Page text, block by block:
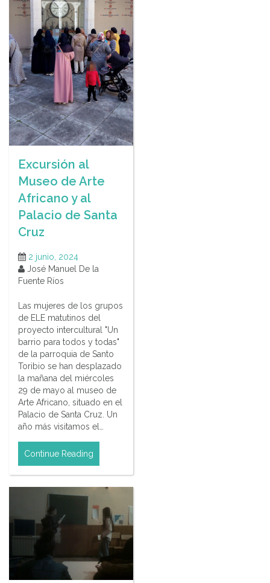
Excursión al
Museo de Arte
Africano y al
Palacio de Santa
Cruz
2 junio, 2024
José Manuel De la
Fuente Ríos
Las mujeres de los grupos
de ELE matutinos del
proyecto intercultural "Un
barrio para todos y todas"
de la parroquia de Santo
Toribio se han desplazado
la mañana del miércoles
29 de mayo al museo de
Arte Africano, situado en el
Palacio de Santa Cruz. Un
año más visitamos el…
Continue Reading